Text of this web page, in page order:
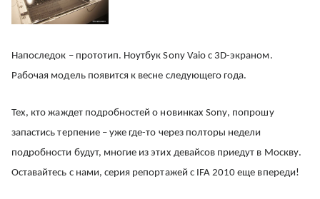
Напоследок – прототип. Ноутбук Sony Vaio с 3D-экраном.
Рабочая модель появится к весне следующего года.
Тех, кто жаждет подробностей о новинках Sony, попрошу
запастись терпение – уже где-то через полторы недели
подробности будут, многие из этих девайсов приедут в Москву.
Оставайтесь с нами, серия репортажей с IFA 2010 еще впереди!